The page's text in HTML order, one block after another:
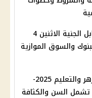
سعر الدولار اليوم مقابل الجنية الاثنين 4
تحويل الطلاب بين الأزهر والتعليم 2025-
تشمل السن والكثافة